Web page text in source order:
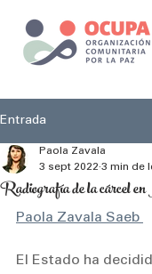
Entrada
Radiografía de la cárcel
Paola Zavala
3 sept 2022 3 min de
Paola Zavala Saeb
El Estado ha